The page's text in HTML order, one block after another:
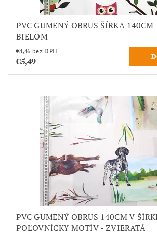
PVC GUMENÝ OBRUS ŠÍRKA
BIELOM
€4,46 bez DPH
€5,49
PVC GUMENÝ OBRUS 140CM V
POĽOVNÍCKY MOTÍV - ZVIERATÁ